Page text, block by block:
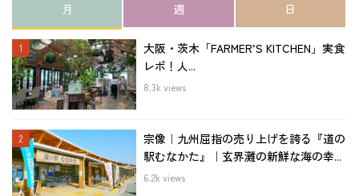
月 週 日
大阪・茨木「FARMER’S KITCHEN」実食
レポ！人...
8.3k views
宗像｜九州屈指の売り上げを誇る『道の
駅むなかた』｜玄界灘の新鮮な海の幸...
6.2k views